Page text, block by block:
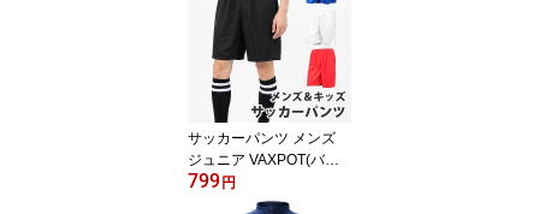
トドア ソックス クルー
丈 パイル編み くつした
男性 女性[返品交換不可]
サッカーパンツ メンズ
ジュニア VAXPOT(バッ
クスポット) VA-6105 軽
量 ドライ ハーフパンツ
799 円